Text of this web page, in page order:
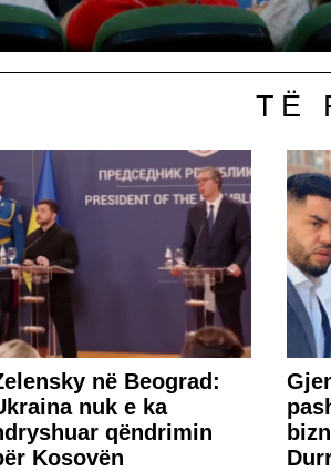
TË
në Beograd:
nuk e ka
qëndrimin
Kosovën